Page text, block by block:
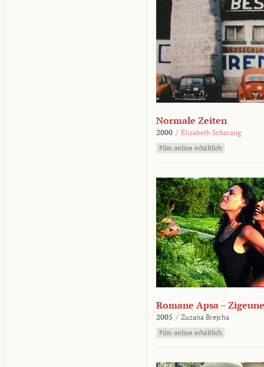
Normale Zeiten
2000 / Elisabeth Scharang
Film online erhältlich
Romane Apsa –
2005 / Zuzana Brejcha
Film online erhältlich